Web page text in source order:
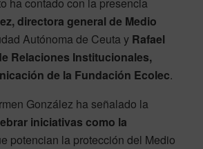
ha contado con la presencia
directora general de Medio
Autónoma de Ceuta y Rafael
Relaciones Institucionales,
de la Fundación Ecolec.
González ha señalado la
iniciativas como la
potencian la protección del Medio